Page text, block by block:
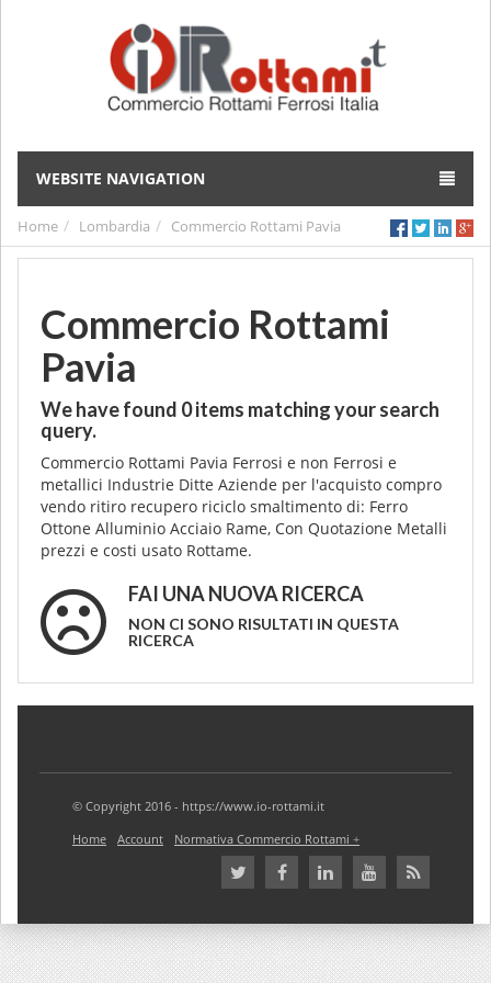
WEBSITE NAVIGATION
Home Lombardia Commercio Rottami Pavia
Commercio Rottami
Pavia
We have found 0items matching your search
query.
Commercio Rottami Pavia Ferrosi e non Ferrosi e
metallici Industrie Ditte Aziende per l'acquisto compro
vendo ritiro recupero riciclo smaltimento di: Ferro
Ottone Alluminio Acciaio Rame, Con Quotazione Metalli
prezzi e costi usato Rottame.
FAI UNA NUOVA RICERCA
NON CI SONO RISULTATI IN QUESTA
RICERCA
© Copyright 2016 - https://www.io-rottami.it
Home
Account Normativa Commercio Rottami